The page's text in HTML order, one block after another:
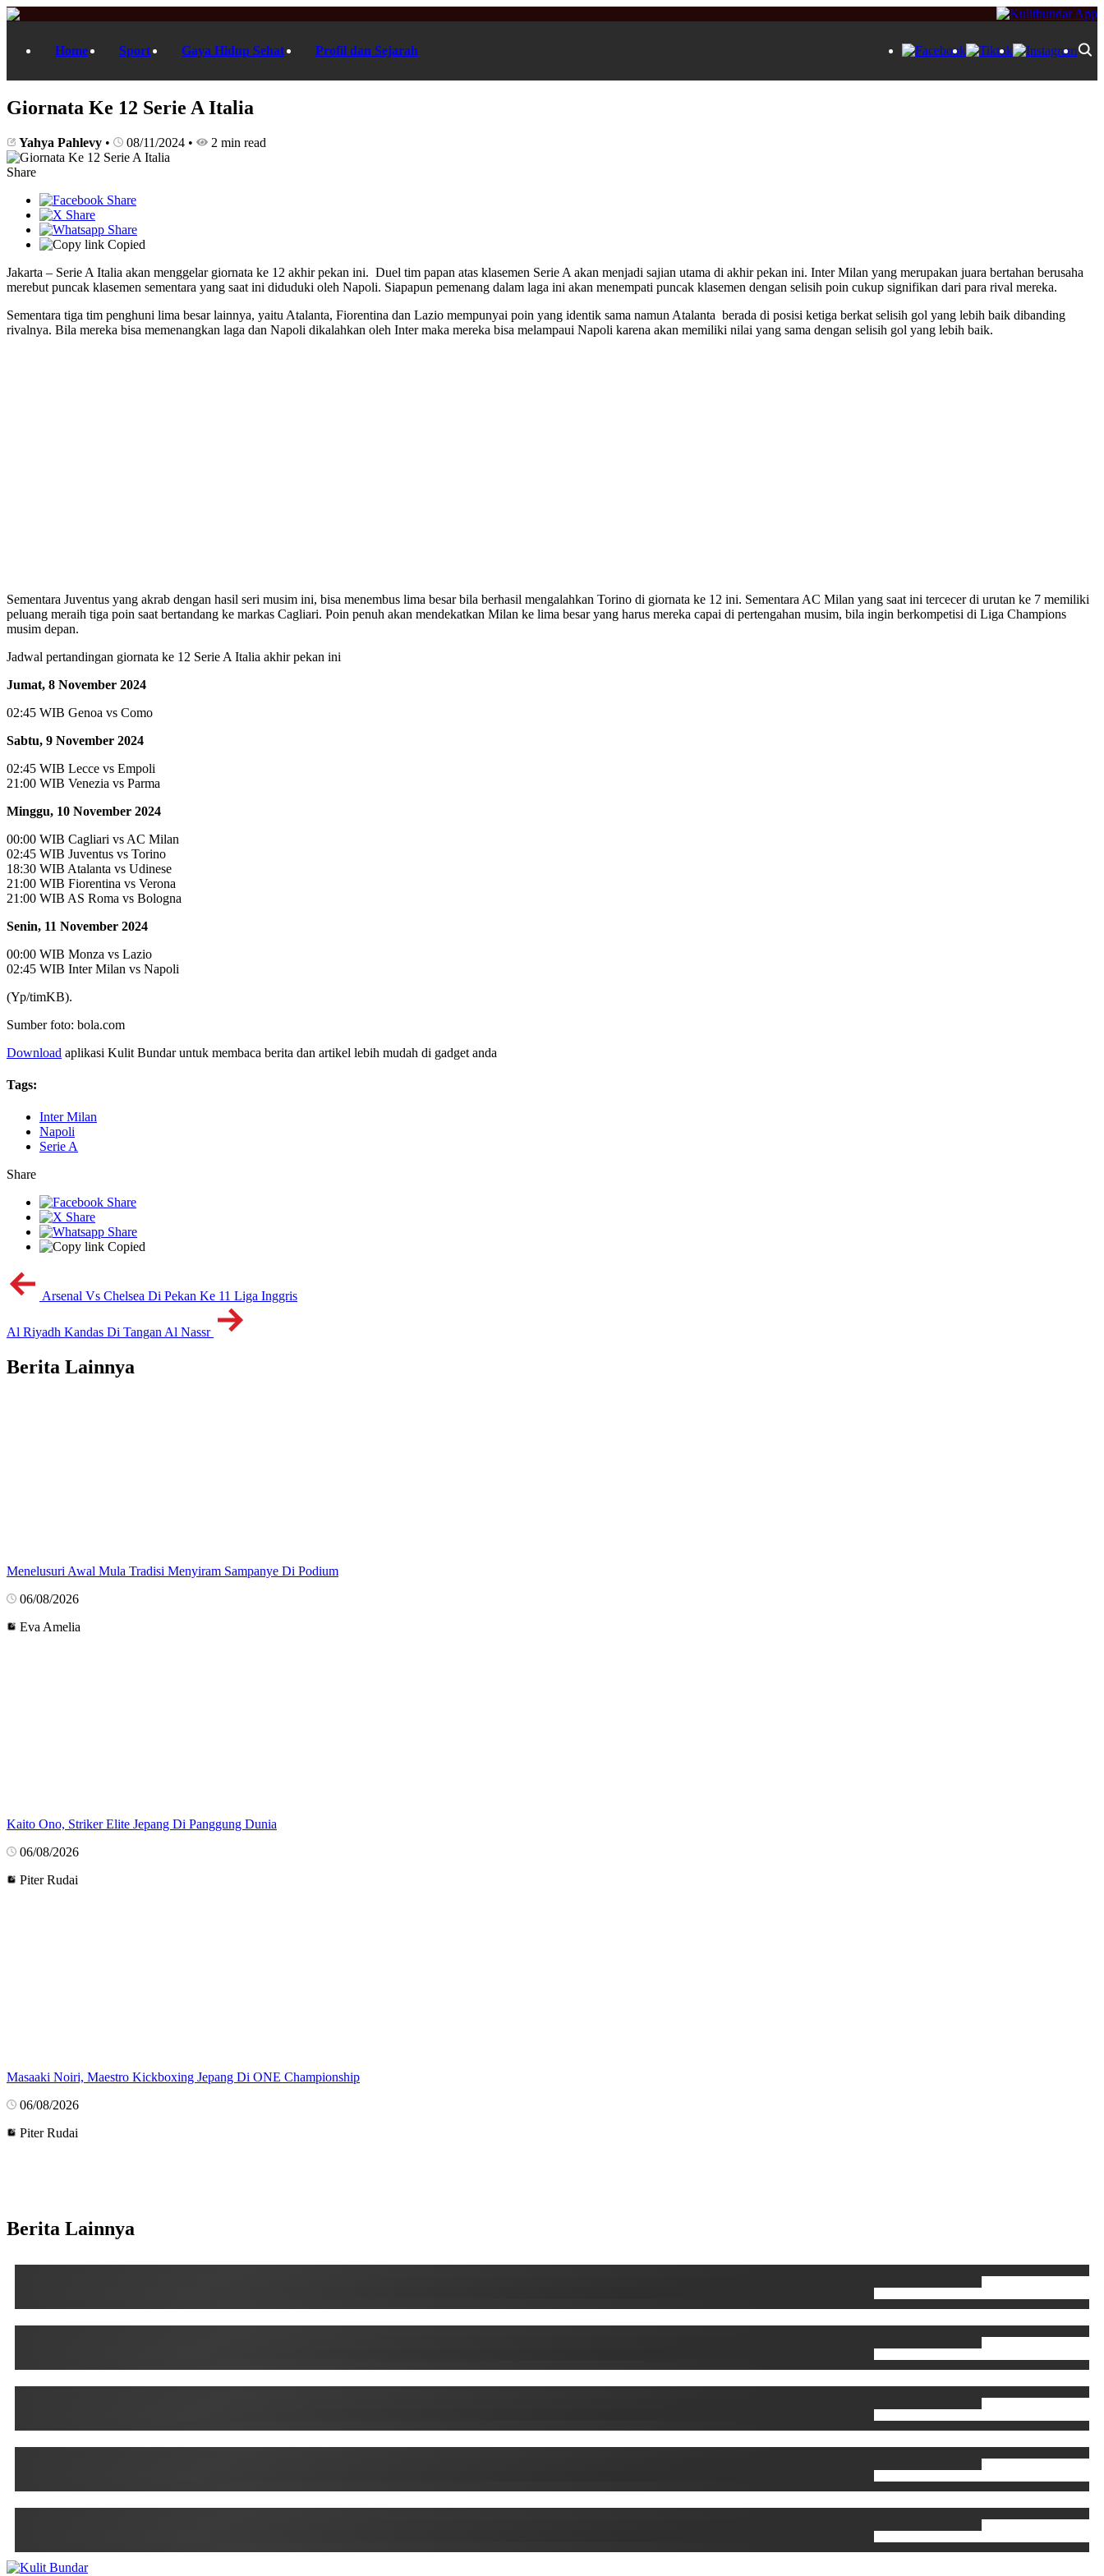
Home Sport Gaya Hidup Sehat Profil dan Sejarah
Giornata Ke 12 Serie A Italia
Yahya Pahlevy • 08/11/2024 • 2 min read
Share
Copied
Jakarta – Serie A Italia akan menggelar giornata ke 12 akhir pekan ini. Duel tim papan atas klasemen Serie A akan menjadi sajian utama di akhir pekan ini. Inter Milan yang merupakan juara bertahan berusaha
merebut puncak klasemen sementara yang saat ini diduduki oleh Napoli. Siapapun pemenang dalam laga ini akan menempati puncak klasemen dengan selisih poin cukup signifikan dari para rival mereka.
Sementara tiga tim penghuni lima besar lainnya, yaitu Atalanta, Fiorentina dan Lazio mempunyai poin yang identik sama namun Atalanta berada di posisi ketiga berkat selisih gol yang lebih baik dibanding
rivalnya. Bila mereka bisa memenangkan laga dan Napoli dikalahkan oleh Inter maka mereka bisa melampaui Napoli karena akan memiliki nilai yang sama dengan selisih gol yang lebih baik.
Sementara Juventus yang akrab dengan hasil seri musim ini, bisa menembus lima besar bila berhasil mengalahkan Torino di giornata ke 12 ini. Sementara AC Milan yang saat ini tercecer di urutan ke 7 memiliki
peluang meraih tiga poin saat bertandang ke markas Cagliari. Poin penuh akan mendekatkan Milan ke lima besar yang harus mereka capai di pertengahan musim, bila ingin berkompetisi di Liga Champions
musim depan.
Jadwal pertandingan giornata ke 12 Serie A Italia akhir pekan ini
Jumat, 8 November 2024
02:45 WIB Genoa vs Como
Sabtu, 9 November 2024
02:45 WIB Lecce vs Empoli
21:00 WIB Venezia vs Parma
Minggu, 10 November 2024
00:00 WIB Cagliari vs AC Milan
02:45 WIB Juventus vs Torino
18:30 WIB Atalanta vs Udinese
21:00 WIB Fiorentina vs Verona
21:00 WIB AS Roma vs Bologna
Senin, 11 November 2024
00:00 WIB Monza vs Lazio
02:45 WIB Inter Milan vs Napoli
(Yp/timKB).
Sumber foto: bola.com
Download aplikasi Kulit Bundar untuk membaca berita dan artikel lebih mudah di gadget anda
Tags:
Inter Milan
Napoli
Serie A
Share
Copied
Arsenal Vs Chelsea Di Pekan Ke 11 Liga Inggris
Al Riyadh Kandas Di Tangan Al Nassr
Berita Lainnya
Menelusuri Awal Mula Tradisi Menyiram Sampanye Di Podium
06/08/2026
Eva Amelia
Kaito Ono, Striker Elite Jepang Di Panggung Dunia
06/08/2026
Piter Rudai
Masaaki Noiri, Maestro Kickboxing Jepang Di ONE Championship
06/08/2026
Piter Rudai
Berita Lainnya